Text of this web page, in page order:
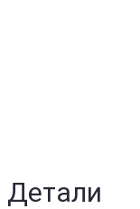
Детали